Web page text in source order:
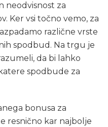
neodvisnost za
Ker vsi točno vemo, za
različne vrste
spodbud. Na trgu je
da bi lahko
spodbude za
bonusa za
resnično kar najbolje